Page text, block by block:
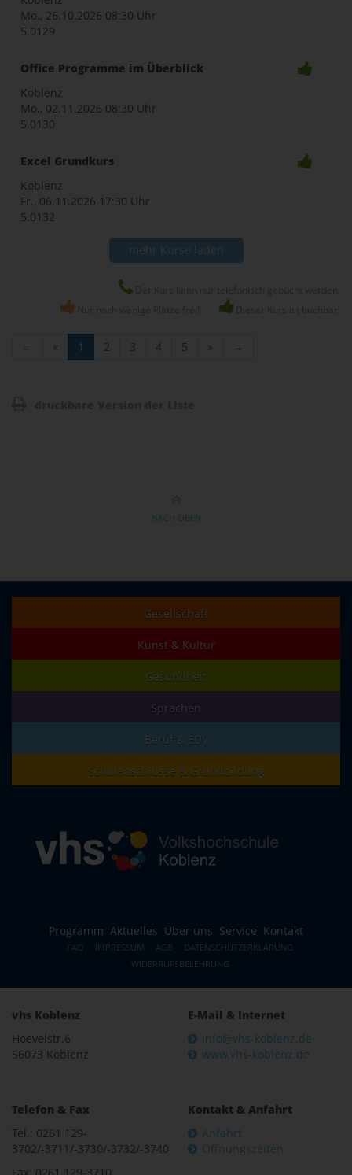
Mo., 26.10.2026 08:30 Uhr
5.0129
Office Programme im Überblick
Koblenz
Mo., 02.11.2026 08:30 Uhr
5.0130
Excel Grundkurs
Koblenz
Fr., 06.11.2026 17:30 Uhr
5.0132
mehr Kurse laden
← « 1 2 3 4 5 » →
NACH OBEN
Gesellschaft
Kunst & Kultur
Gesundheit
Sprachen
Beruf & EDV
Schulabschlüsse & Grundbildung
Programm Aktuelles Über uns Service Kontakt
FAQ IMPRESSUM AGB
DATENSCHUTZERKLÄRUNG
WIDERRUFSBELEHRUNG
vhs Koblenz
Hoevelstr.6
56073 Koblenz
E-Mail & Internet
info@vhs-koblenz.de
www.vhs-koblenz.de
Telefon & Fax
Tel.: 0261 129-
3702/-3711/-3730/-3732/-3740
Kontakt & Anfahrt
Anfahrt
Öffnungszeiten